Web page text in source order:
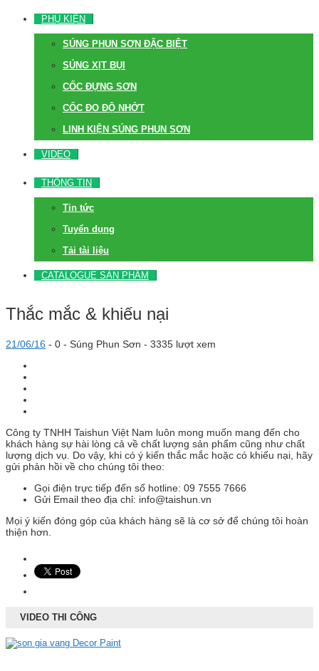
PHỤ KIỆN
SÚNG PHUN SƠN ĐẶC BIỆT
SÚNG XỊT BỤI
CỐC ĐỰNG SƠN
CỐC ĐO ĐỘ NHỚT
LINH KIỆN SÚNG PHUN SƠN
VIDEO
THÔNG TIN
Tin tức
Tuyển dụng
Tải tài liệu
CATALOGUE SẢN PHẨM
Thắc mắc & khiếu nại
21/06/16 - 0 - Súng Phun Sơn - 3335 lượt xem
Công ty TNHH Taishun Việt Nam luôn mong muốn mang đến cho
khách hàng sự hài lòng cả về chất lượng sản phẩm cũng như chất
lượng dịch vụ. Do vậy, khi có ý kiến thắc mắc hoặc có khiếu nại, hãy
gửi phản hồi về cho chúng tôi theo:
Gọi điện trực tiếp đến số hotline: 09 7555 7666
Gửi Email theo địa chỉ: info@taishun.vn
Mọi ý kiến đóng góp của khách hàng sẽ là cơ sở để chúng tôi hoàn
thiện hơn.
VIDEO THI CÔNG